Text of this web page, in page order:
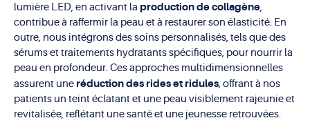
lumière LED, en activant la production de collagène,
contribue à raffermir la peau et à restaurer son élasticité. En
outre, nous intégrons des soins personnalisés, tels que des
sérums et traitements hydratants spécifiques, pour nourrir la
peau en profondeur. Ces approches multidimensionnelles
assurent une réduction des rides et ridules, offrant à nos
patients un teint éclatant et une peau visiblement rajeunie et
revitalisée, reflétant une santé et une jeunesse retrouvées.